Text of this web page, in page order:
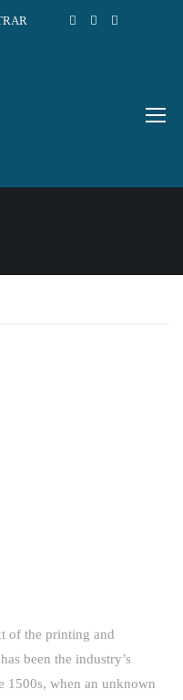
of the printing and
been the industry’s
1500s, when an unknown